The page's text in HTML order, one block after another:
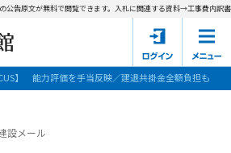
料館とは
告原文が無料で閲覧できます。入札に関連する資料→工事費内訳書(
】 能力評価を手当反映／建退共掛金全額負担も
設メール